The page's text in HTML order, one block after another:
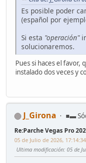
Es posible poder
(español por
Si esta "operación"
solucionaremos.
Pues si haces el favor,
instalado dos veces y
J_Girona ■▬
Re:Parche Vegas Pro
05 de Julio de 2026, 17:14:34
Ultima modificación: 05 de